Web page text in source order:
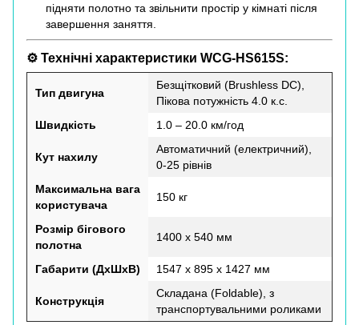
підняти полотно та звільнити простір у кімнаті після
завершення заняття.
⚙️ Технічні характеристики WCG-HS615S:
Тип двигуна
Безщітковий (Brushless DC),
Пікова потужність 4.0 к.с.
Швидкість
1.0 – 20.0 км/год
Кут нахилу
Автоматичний (електричний),
0-25 рівнів
Максимальна вага
користувача
150 кг
Розмір бігового
полотна
1400 х 540 мм
Габарити (ДхШхВ) 1547 х 895 х 1427 мм
Конструкція
Складана (Foldable), з
транспортувальними роликами